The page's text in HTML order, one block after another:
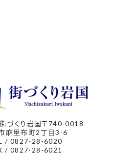
づくり岩国〒740-0018
麻里布町2丁目3-6
/ 0827-28-6020
/ 0827-28-6021